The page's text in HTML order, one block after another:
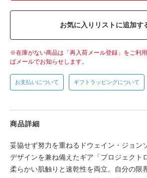
お気に入りリストに追加す
在庫がない商品は「再入荷メール登録」をご利用
ばメールでお知らせします。
お支払いについて ギフトラッピングについて
商品詳細
妥協せず努力を重ねるドウェイン・ジョン
デザインを兼ね備えたギア「プロジェクト
柔らかい肌触りと速乾性を両立。自分の限